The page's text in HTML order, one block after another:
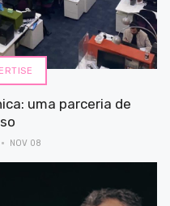
uma parceria de
NOV 08